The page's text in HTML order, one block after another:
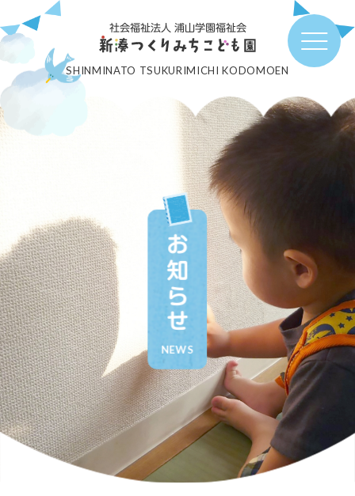
社会福祉法人 浦山学園福祉会
SHINMINATO TSUKURIMICHI KODOMOEN
お知らせ
NEWS